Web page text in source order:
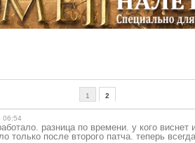
1 2
06:54
разница по времени. у кого виснет
только после второго патча. теперь